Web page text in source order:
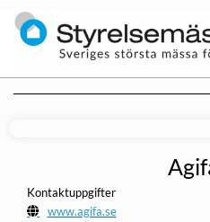
Kontaktuppgifter
www.agifa.se